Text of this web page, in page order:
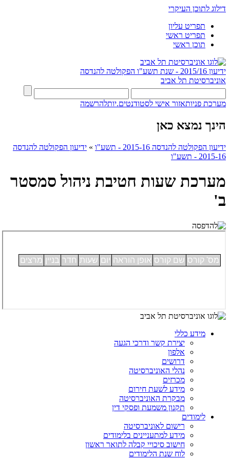
דילוג לתוכן העיקרי
תפריט עליון
תפריט ראשי
תוכן ראשי
ידיעון 2015/16 - שנת תשע"ו
הפקולטה להנדסה
אוניברסיטת תל אביב
מערכת פניותאזור אישי לסטודנטים.יותלהרשמה
הינך נמצא כאן
ידיעון הפקולטה להנדסה 2015-16 - תשע"ו » ידיעון הפקולטה להנדסה
2015-16 - תשע"ו
מערכת שעות חטיבת ניהול סמסטר
ב'
מידע כללי
יצירת קשר ודרכי הגעה
אלפון
דרושים
נהלי האוניברסיטה
מכרזים
מידע לשעת חירום
מבקרת האוניברסיטה
תקנון משמעת ופסקי דין
לימודים
רישום לאוניברסיטה
מידע למתעניינים בלימודים
חישוב סיכויי קבלה לתואר ראשון
לוח שנת הלימודים